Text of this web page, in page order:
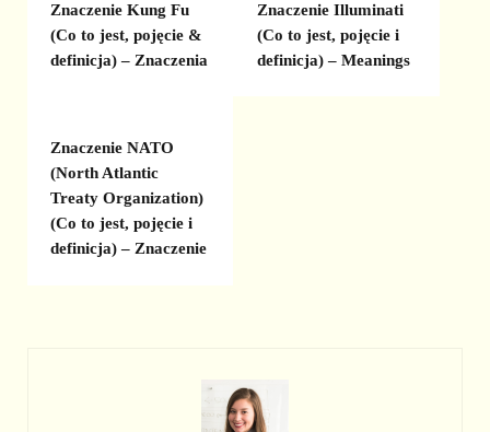
Znaczenie Kung Fu
(Co to jest, pojęcie &
definicja) – Znaczenia
Znaczenie Illuminati
(Co to jest, pojęcie i
definicja) – Meanings
Znaczenie NATO
(North Atlantic
Treaty Organization)
(Co to jest, pojęcie i
definicja) – Znaczenie